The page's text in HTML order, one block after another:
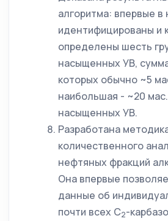
алгоритма: впервые
идентифицированы и
определены шесть
насыщенных УВ,
которых обычно ~5
наибольшая - ~20
насыщенных УВ.
Разработана
количественного
нефтяных фракций
Она впервые
данные об
почти всех С2-